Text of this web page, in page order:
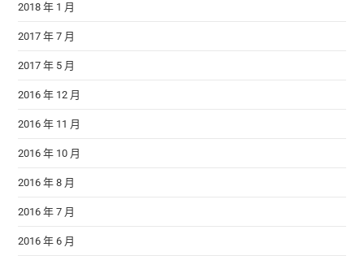
2018 年 1 月
2017 年 7 月
2017 年 5 月
2016 年 12 月
2016 年 11 月
2016 年 10 月
2016 年 8 月
2016 年 7 月
2016 年 6 月